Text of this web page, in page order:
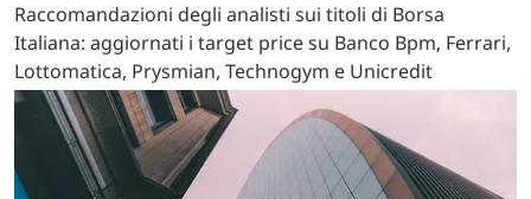
Raccomandazioni degli analisti sui titoli di Borsa
Italiana: aggiornati i target price su Banco Bpm, Ferrari,
Lottomatica, Prysmian, Technogym e Unicredit